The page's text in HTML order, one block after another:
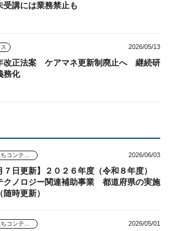
受講には業務禁止も
2026/05/13
改正法案 ケアマネ更新制廃止へ 継続研
務化
2026/06/03
７日更新】２０２６年度（令和８年度）
クノロジー関連補助事業 都道府県の実施
時更新）
2026/05/01